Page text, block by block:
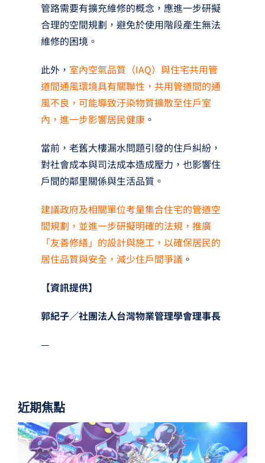
管路需要有擴充維修的概念，應進一步研擬
合理的空間規劃，避免於使用階段產生無法
維修的困境。
此外， 室內空氣品質（IAQ）與住宅共用管
道間通風環境具有關聯性，共用管道間的通
風不良，可能導致汙染物質擴散至住戶室
內，進一步影響居民健康。
當前，老舊大樓漏水問題引發的住戶糾紛，
對社會成本與司法成本造成壓力，也影響住
戶間的鄰里關係與生活品質。
建議政府及相關單位考量集合住宅的管道空
間規劃，並進一步研擬明確的法規，推廣
「友善修繕」的設計與施工，以確保居民的
居住品質與安全，減少住戶間爭議。
【資訊提供】
郭紀子／社團法人台灣物業管理學會理事長
—
近期焦點